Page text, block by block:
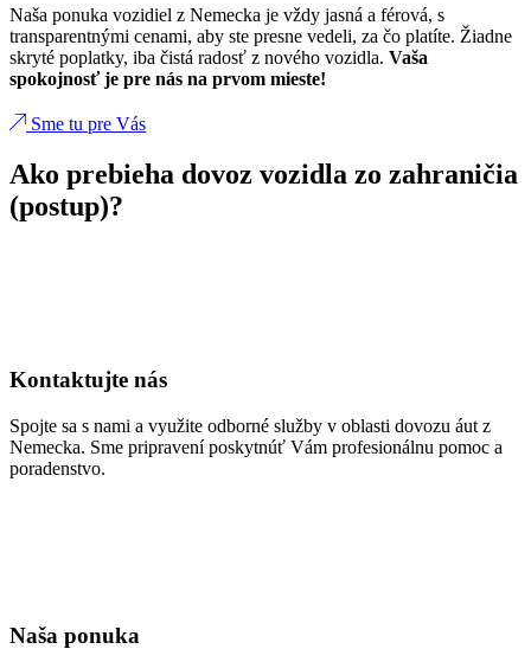
Naša ponuka vozidiel z Nemecka je vždy jasná a férová, s
transparentnými cenami, aby ste presne vedeli, za čo platíte. Žiadne
skryté poplatky, iba čistá radosť z nového vozidla. Vaša
spokojnosť je pre nás na prvom mieste!
Sme tu pre Vás
Ako prebieha dovoz vozidla zo zahraničia
(postup)?
Kontaktujte nás
Spojte sa s nami a využite odborné služby v oblasti dovozu áut z
Nemecka. Sme pripravení poskytnúť Vám profesionálnu pomoc a
poradenstvo.
Naša ponuka